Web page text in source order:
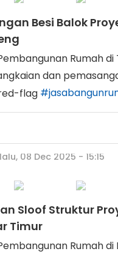
Besi Balok
Rumah
dan
08 Dec 2025 - 15:15
Sloof Struktur
Timur
Rumah